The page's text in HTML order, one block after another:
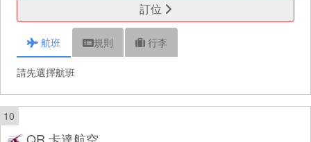
訂位
航班 規則 行李
請先選擇航班
10